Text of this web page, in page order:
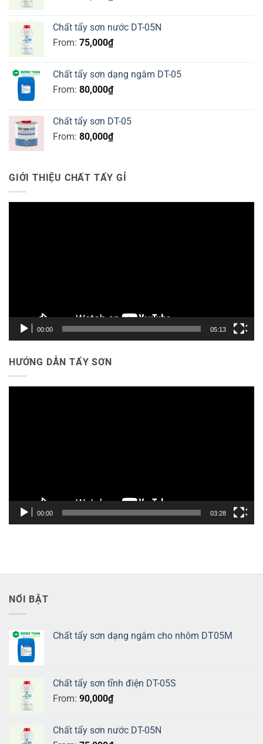
Chất tẩy sơn nước DT-05N
From: 75,000₫
Chất tẩy sơn dạng ngâm DT-05
From: 80,000₫
Chất tẩy sơn DT-05
From: 80,000₫
GIỚI THIỆU CHẤT TẨY GỈ
00:00 05:13
HƯỚNG DẪN TẨY SƠN
00:00 03:28
NỔI BẬT
Chất tẩy sơn dạng ngâm cho nhôm DT05M
Chất tẩy sơn tĩnh điện DT-05S
From: 90,000₫
Chất tẩy sơn nước DT-05N